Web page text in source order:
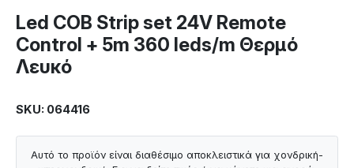
Led COB Strip set 24V Remote
Control + 5m 360 leds/m Θερμό
Λευκό
SKU: 064416
Αυτό το προϊόν είναι διαθέσιμο αποκλειστικά για χονδρική-